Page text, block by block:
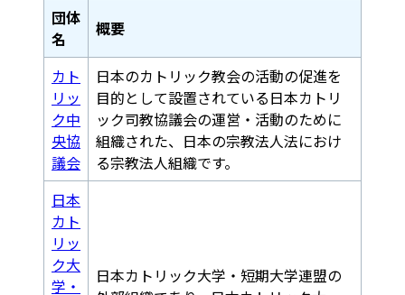
団体
名
概要
カト
リッ
ク中
央協
議会
日本のカトリック教会の活動の促進を
目的として設置されている日本カトリ
ック司教協議会の運営・活動のために
組織された、日本の宗教法人法におけ
る宗教法人組織です。
日本
カト
リッ
ク大
学・
日本カトリック大学・短期大学連盟の